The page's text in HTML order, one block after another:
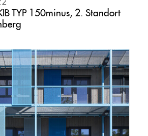
TYP 150minus, 2. Standort